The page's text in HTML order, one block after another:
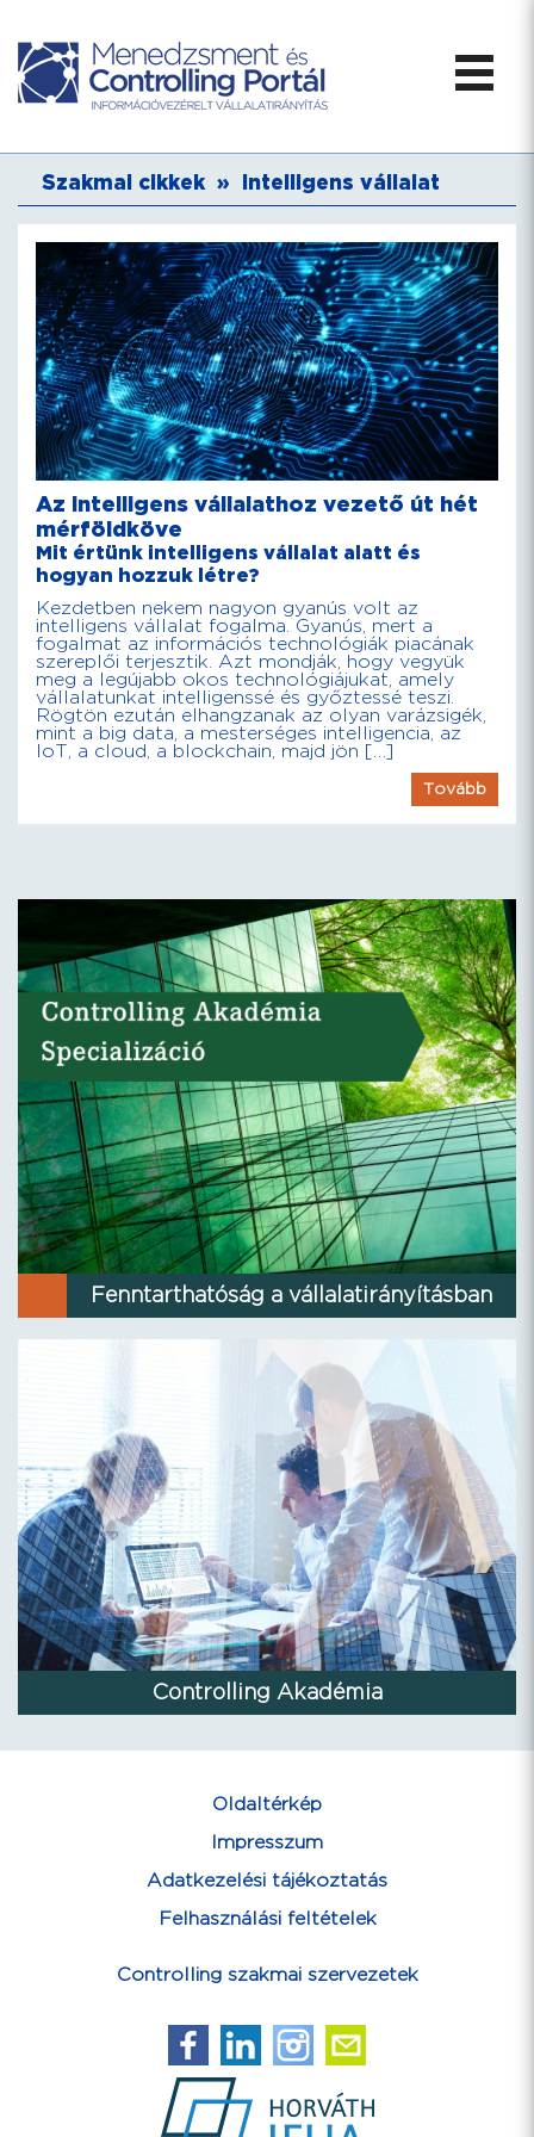
Szakmai cikkek » Intelligens vállalat
Az intelligens vállalathoz vezető út hét
mérföldköve
Mit értünk intelligens vállalat alatt és
hogyan hozzuk létre?
Kezdetben nekem nagyon gyanús volt az
intelligens vállalat fogalma. Gyanús, mert a
fogalmat az információs technológiák piacának
szereplői terjesztik. Azt mondják, hogy vegyük
meg a legújabb okos technológiájukat, amely
vállalatunkat intelligenssé és győztessé teszi.
Rögtön ezután elhangzanak az olyan varázsigék,
mint a big data, a mesterséges intelligencia, az
IoT, a cloud, a blockchain, majd jön […]
Tovább
Fenntarthatóság a vállalatirányításban
Controlling Akadémia
Oldaltérkép
Impresszum
Adatkezelési tájékoztatás
Felhasználási feltételek
Controlling szakmai szervezetek